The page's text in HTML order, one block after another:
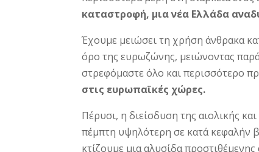
καταστροφή, μια νέα Ελλάδα
Έχουμε μειώσει τη χρήση άνθρακα
όρο της ευρωζώνης, μειώνοντας
στρεφόμαστε όλο και περισσότερο
στις ευρωπαϊκές χώρες.
Πέρυσι, η διείσδυση της αιολικής
πέμπτη υψηλότερη σε κατά κεφαλήν
κτίζουμε μια αλυσίδα